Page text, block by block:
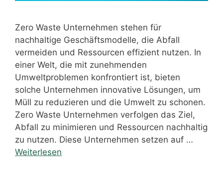
Zero Waste Unternehmen stehen für
nachhaltige Geschäftsmodelle, die Abfall
vermeiden und Ressourcen effizient nutzen. In
einer Welt, die mit zunehmenden
Umweltproblemen konfrontiert ist, bieten
solche Unternehmen innovative Lösungen, um
Müll zu reduzieren und die Umwelt zu schonen.
Zero Waste Unternehmen verfolgen das Ziel,
Abfall zu minimieren und Ressourcen nachhaltig
zu nutzen. Diese Unternehmen setzen auf …
Weiterlesen